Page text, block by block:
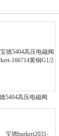
5404高压电磁阀
166714黄铜